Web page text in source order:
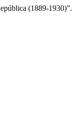
(1889-1930)”.